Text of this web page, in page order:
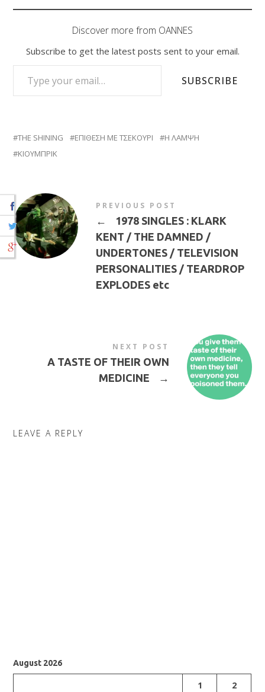
Discover more from OANNES
Subscribe to get the latest posts sent to your email.
TYPE YOUR EMAIL…
SUBSCRIBE
THE SHINING ΕΠΙΘΕΣΗ ΜΕ ΤΣΕΚΟΥΡΙ
Η ΛΑΜΨΗ
ΚΙΟΥΜΠΡΙΚ
PREVIOUS POST
←
1978 SINGLES : KLARK
KENT / THE DAMNED /
UNDERTONES / TELEVISION
PERSONALITIES / TEARDROP
EXPLODES etc
NEXT POST
A TASTE OF THEIR OWN
MEDICINE
→
LEAVE A REPLY
August 2026
1
2